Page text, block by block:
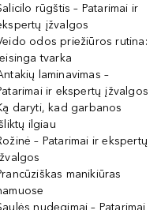
rūgštis – Patarimai ir
įžvalgos
odos priežiūros rutina:
tvarka
laminavimas –
ir ekspertų įžvalgos
daryti, kad garbanos
ilgiau
– Patarimai ir ekspertų
manikiūras
nudegimai – Patarimai